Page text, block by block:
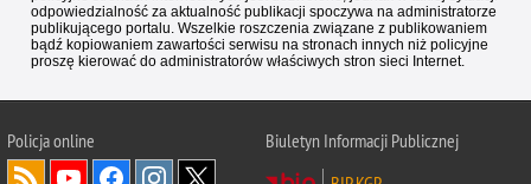
odpowiedzialność za aktualność publikacji spoczywa na administratorze
publikującego portalu. Wszelkie roszczenia związane z publikowaniem
bądź kopiowaniem zawartości serwisu na stronach innych niż policyjne
proszę kierować do administratorów właściwych stron sieci Internet.
Policjaonline
Biuletyn Informacji Publicznej